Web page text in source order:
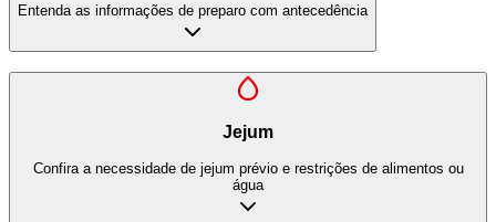
Entenda as informações de preparo com antecedência
Jejum
Confira a necessidade de jejum prévio e restrições de alimentos ou
água